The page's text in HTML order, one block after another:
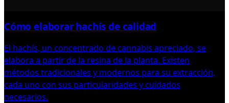
Cómo elaborar hachís de calidad
El hachís, un concentrado de cannabis apreciado, se
elabora a partir de la resina de la planta. Existen
métodos tradicionales y modernos para su extracción,
cada uno con sus particularidades y cuidados
necesarios.